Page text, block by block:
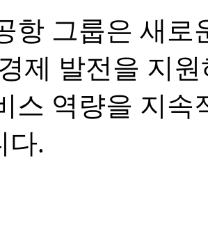
항 그룹은 새로
제 발전을 지
스 역량을 지속
다.